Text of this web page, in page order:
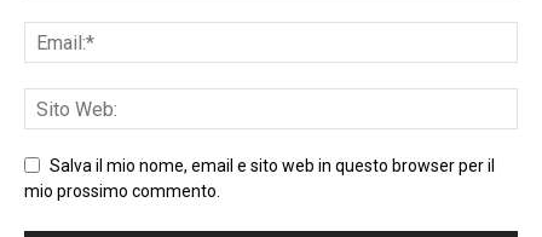
Salva il mio nome, email e sito web in questo browser per il
mio prossimo commento.